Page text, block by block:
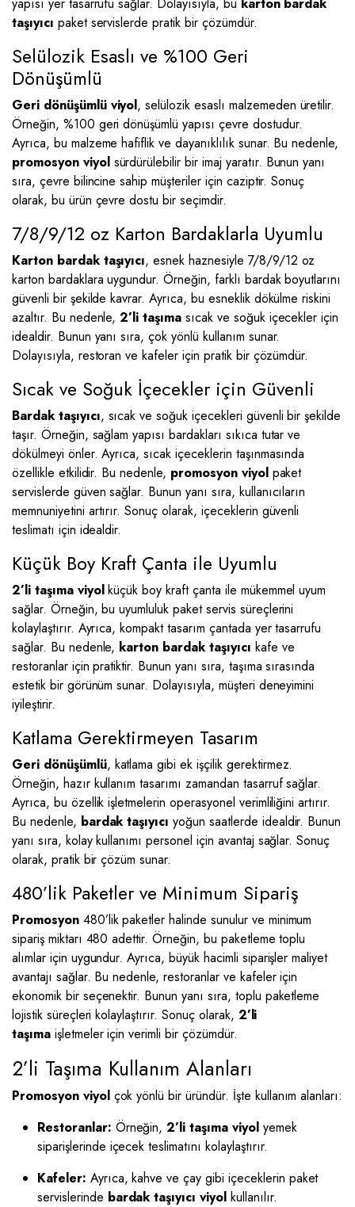
taşıyıcı paket servislerde pratik bir çözümdür.
Selülozik Esaslı ve %100 Geri
Dönüşümlü
Geri dönüşümlü viyol, selülozik esaslı malzemeden üretilir.
Örneğin, %100 geri dönüşümlü yapısı çevre dostudur.
Ayrıca, bu malzeme hafiflik ve dayanıklılık sunar. Bu nedenle,
promosyon viyolsürdürülebilir bir imaj yaratır. Bunun yanı
sıra, çevre bilincine sahip müşteriler için caziptir. Sonuç
olarak, bu ürün çevre dostu bir seçimdir.
7/8/9/12 oz Karton Bardaklarla Uyumlu
Karton bardak taşıyıcı, esnek haznesiyle 7/8/9/12 oz
karton bardaklara uygundur. Örneğin, farklı bardak boyutlarını
güvenli bir şekilde kavrar. Ayrıca, bu esneklik dökülme riskini
azaltır. Bu nedenle,2’li taşıma sıcak ve soğuk içecekler için
idealdir. Bunun yanı sıra, çok yönlü kullanım sunar.
Dolayısıyla, restoran ve kafeler için pratik bir çözümdür.
Sıcak ve Soğuk İçecekler için Güvenli
Bardak taşıyıcı, sıcak ve soğuk içecekleri güvenli bir şekilde
taşır. Örneğin, sağlam yapısı bardakları sıkıca tutar ve
dökülmeyi önler. Ayrıca, sıcak içeceklerin taşınmasında
özellikle etkilidir. Bu nedenle, promosyon viyolpaket
servislerde güven sağlar. Bunun yanı sıra, kullanıcıların
memnuniyetini artırır. Sonuç olarak, içeceklerin güvenli
teslimatı için idealdir.
Küçük Boy Kraft Çanta ile Uyumlu
2’li taşıma viyolküçük boy kraft çanta ile mükemmel uyum
sağlar. Örneğin, bu uyumluluk paket servis süreçlerini
kolaylaştırır. Ayrıca, kompakt tasarım çantada yer tasarrufu
sağlar. Bu nedenle, karton bardak taşıyıcı kafe ve
restoranlar için pratiktir. Bunun yanı sıra, taşıma sırasında
estetik bir görünüm sunar. Dolayısıyla, müşteri deneyimini
iyileştirir.
Katlama Gerektirmeyen Tasarım
Geri dönüşümlü, katlama gibi ek işçilik gerektirmez.
Örneğin, hazır kullanım tasarımı zamandan tasarruf sağlar.
Ayrıca, bu özellik işletmelerin operasyonel verimliliğini artırır.
Bu nedenle, bardak taşıyıcı yoğun saatlerde idealdir. Bunun
yanı sıra, kolay kullanımı personel için avantaj sağlar. Sonuç
olarak, pratik bir çözüm sunar.
480’lik Paketler ve Minimum Sipariş
Promosyon480’lik paketler halinde sunulur ve minimum
sipariş miktarı 480 adettir. Örneğin, bu paketleme toplu
alımlar için uygundur. Ayrıca, büyük hacimli siparişler maliyet
avantajı sağlar. Bu nedenle, restoranlar ve kafeler için
ekonomik bir seçenektir. Bunun yanı sıra, toplu paketleme
lojistik süreçleri kolaylaştırır. Sonuç olarak, 2’li
taşımaişletmeler için verimli bir çözümdür.
2’li Taşıma Kullanım Alanları
Promosyon viyolçok yönlü bir üründür. İşte kullanım alanları:
Restoranlar: Örneğin,2’li taşıma viyolyemek
siparişlerinde içecek teslimatını kolaylaştırır.
Kafeler: Ayrıca, kahve ve çay gibi içeceklerin paket
servislerinde bardak taşıyıcı viyolkullanılır.